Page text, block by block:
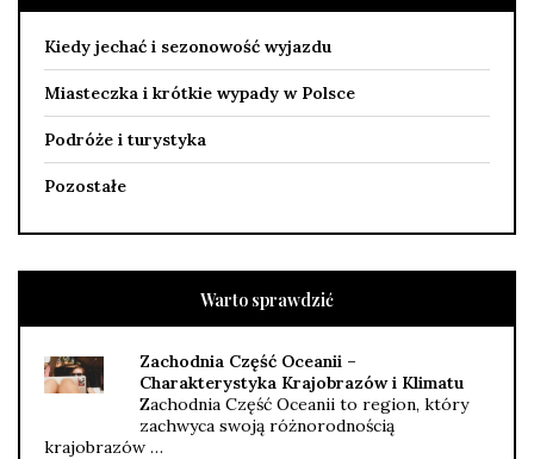
Kiedy jechać i sezonowość wyjazdu
Miasteczka i krótkie wypady w Polsce
Podróże i turystyka
Pozostałe
Warto sprawdzić
Zachodnia Część Oceanii –
Charakterystyka Krajobrazów i Klimatu
Zachodnia Część Oceanii to region, który
zachwyca swoją różnorodnością
krajobrazów …